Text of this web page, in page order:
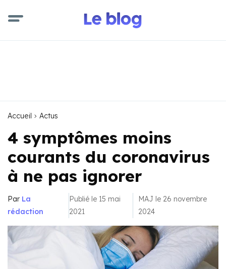
Accueil Actus
4 symptômes moins
courants du coronavirus
à ne pas ignorer
Par La
rédaction
Publié le 15 mai
2021
MAJ le 26 novembre
2024